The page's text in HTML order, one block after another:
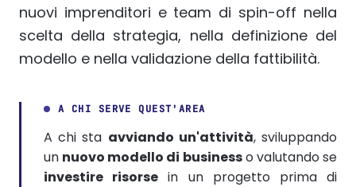
nuovi imprenditori e team di spin-off nella
scelta della strategia, nella definizione del
modello e nella validazione della fattibilità.
A CHI SERVE QUEST'AREA
A chi sta avviando un'attività, sviluppando
un nuovo modello di businesso valutando se
investire risorse in un progetto prima di